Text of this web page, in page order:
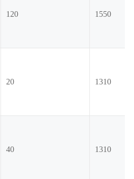
120 1550
20 1310
40 1310